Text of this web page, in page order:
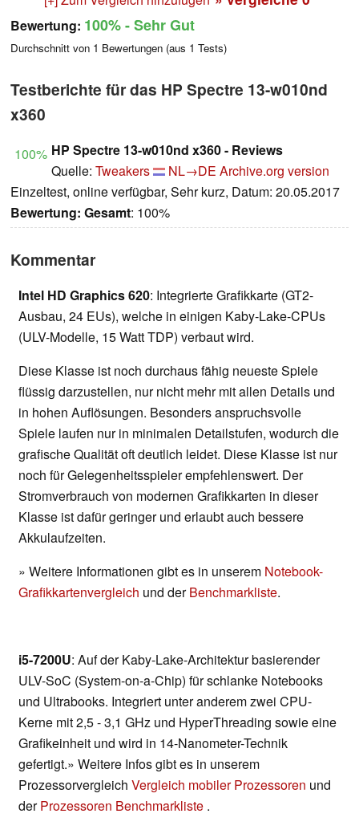
Bewertung: 100%- Sehr Gut
Durchschnitt von 1 Bewertungen (aus 1 Tests)
Testberichte für das HP Spectre 13-w010nd
x360
100% HP Spectre 13-w010nd x360 - Reviews
Quelle: Tweakers NL→DE Archive.org version
Einzeltest, online verfügbar, Sehr kurz, Datum: 20.05.2017
Bewertung: Gesamt: 100%
Kommentar
Intel HD Graphics 620: Integrierte Grafikkarte (GT2-
Ausbau, 24 EUs), welche in einigen Kaby-Lake-CPUs
(ULV-Modelle, 15 Watt TDP) verbaut wird.
Diese Klasse ist noch durchaus fähig neueste Spiele
flüssig darzustellen, nur nicht mehr mit allen Details und
in hohen Auflösungen. Besonders anspruchsvolle
Spiele laufen nur in minimalen Detailstufen, wodurch die
grafische Qualität oft deutlich leidet. Diese Klasse ist nur
noch für Gelegenheitsspieler empfehlenswert. Der
Stromverbrauch von modernen Grafikkarten in dieser
Klasse ist dafür geringer und erlaubt auch bessere
Akkulaufzeiten.
» Weitere Informationen gibt es in unserem Notebook-
Grafikkartenvergleich und derBenchmarkliste.
i5-7200U: Auf der Kaby-Lake-Architektur basierender
ULV-SoC (System-on-a-Chip) für schlanke Notebooks
und Ultrabooks. Integriert unter anderem zwei CPU-
Kerne mit 2,5 - 3,1 GHz und HyperThreading sowie eine
Grafikeinheit und wird in 14-Nanometer-Technik
gefertigt.» Weitere Infos gibt es in unserem
Prozessorvergleich Vergleich mobiler Prozessoren und
derProzessoren Benchmarkliste .